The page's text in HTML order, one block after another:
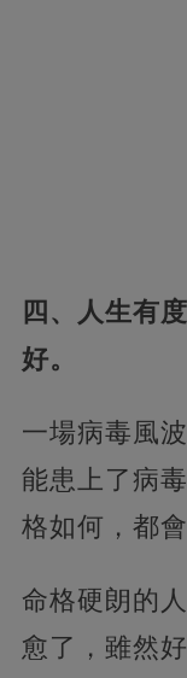
四、人生有
好。
一場病毒風
能患上了病
格如何，都
命格硬朗的
愈了，雖然